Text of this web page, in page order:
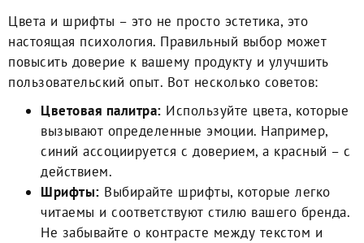
Цвета и шрифты – это не просто эстетика, это
настоящая психология. Правильный выбор может
повысить доверие к вашему продукту и улучшить
пользовательский опыт. Вот несколько советов:
Цветовая палитра: Используйте цвета, которые
вызывают определенные эмоции. Например,
синий ассоциируется с доверием, а красный – с
действием.
Шрифты: Выбирайте шрифты, которые легко
читаемы и соответствуют стилю вашего бренда.
Не забывайте о контрасте между текстом и